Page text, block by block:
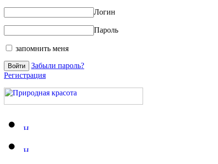
Логин
Пароль
запомнить меня
Забыли пароль?
Регистрация